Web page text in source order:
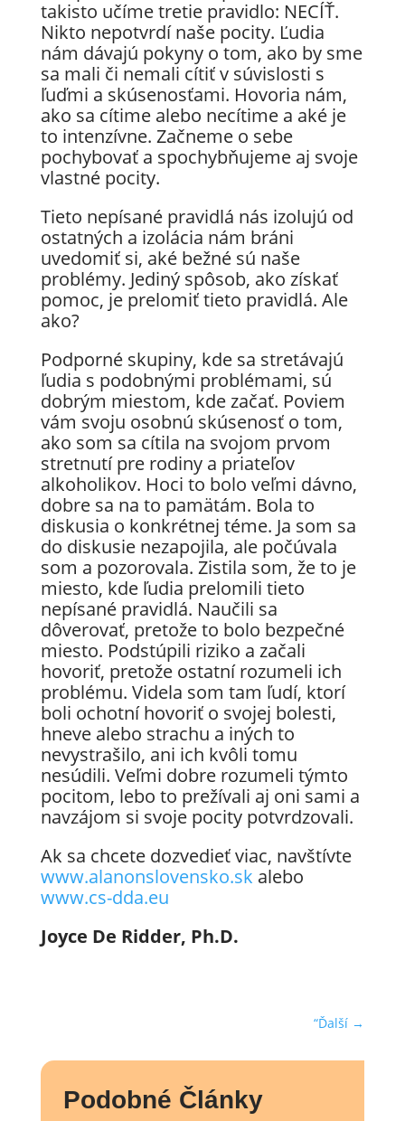
takisto učíme tretie pravidlo: NECÍŤ.
Nikto nepotvrdí naše pocity. Ľudia
nám dávajú pokyny o tom, ako by sme
sa mali či nemali cítiť v súvislosti s
ľuďmi a skúsenosťami. Hovoria nám,
ako sa cítime alebo necítime a aké je
to intenzívne. Začneme o sebe
pochybovať a spochybňujeme aj svoje
vlastné pocity.
Tieto nepísané pravidlá nás izolujú od
ostatných a izolácia nám bráni
uvedomiť si, aké bežné sú naše
problémy. Jediný spôsob, ako získať
pomoc, je prelomiť tieto pravidlá. Ale
ako?
Podporné skupiny, kde sa stretávajú
ľudia s podobnými problémami, sú
dobrým miestom, kde začať. Poviem
vám svoju osobnú skúsenosť o tom,
ako som sa cítila na svojom prvom
stretnutí pre rodiny a priateľov
alkoholikov. Hoci to bolo veľmi dávno,
dobre sa na to pamätám. Bola to
diskusia o konkrétnej téme. Ja som sa
do diskusie nezapojila, ale počúvala
som a pozorovala. Zistila som, že to je
miesto, kde ľudia prelomili tieto
nepísané pravidlá. Naučili sa
dôverovať, pretože to bolo bezpečné
miesto. Podstúpili riziko a začali
hovoriť, pretože ostatní rozumeli ich
problému. Videla som tam ľudí, ktorí
boli ochotní hovoriť o svojej bolesti,
hneve alebo strachu a iných to
nevystrašilo, ani ich kvôli tomu
nesúdili. Veľmi dobre rozumeli týmto
pocitom, lebo to prežívali aj oni sami a
navzájom si svoje pocity potvrdzovali.
Ak sa chcete dozvedieť viac, navštívte
www.alanonslovensko.sk alebo
www.cs-dda.eu
Joyce De Ridder, Ph.D.
“Ďalší →
Podobné Články